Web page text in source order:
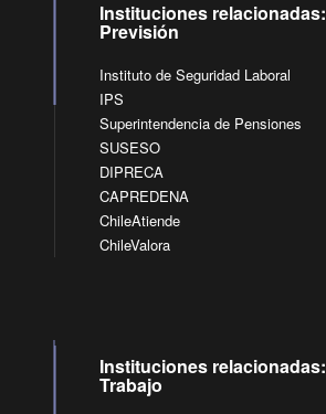
Instituciones relacionadas:
Previsión
Instituto de Seguridad Laboral
IPS
Superintendencia de Pensiones
SUSESO
DIPRECA
CAPREDENA
ChileAtiende
ChileValora
Instituciones relacionadas:
Trabajo